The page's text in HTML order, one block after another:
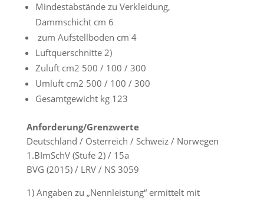
Mindestabstände zu Verkleidung,
Dammschicht cm 6
zum Aufstellboden cm 4
Luftquerschnitte 2)
Zuluft cm2 500 / 100 / 300
Umluft cm2 500 / 100 / 300
Gesamtgewicht kg 123
Anforderung/Grenzwerte
Deutschland / Österreich / Schweiz / Norwegen
1.BImSchV (Stufe 2) / 15a
BVG (2015) / LRV / NS 3059
1) Angaben zu „Nennleistung“ ermittelt mit